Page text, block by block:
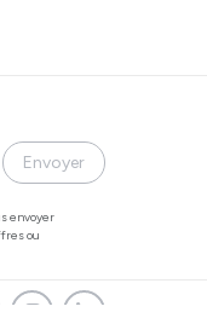
Envoyer
envoyer
ou